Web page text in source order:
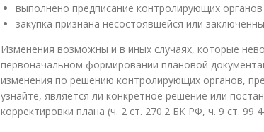
выполнено предписание контролирующих органов
закупка признана несостоявшейся или
Изменения возможны и в иных случаях, которые
первоначальном формировании плановой
изменения по решению контролирующих органов,
узнайте, является ли конкретное решение или
корректировки плана (ч. 2 ст. 270.2 БК РФ, ч. 9 ст. 99